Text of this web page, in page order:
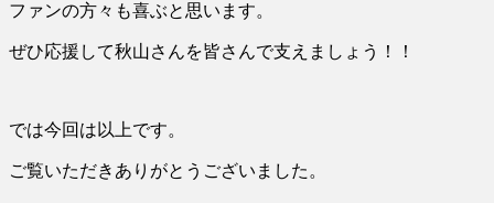
ファンの方々も喜ぶと思います。
ぜひ応援して秋山さんを皆さんで支えましょう！！
では今回は以上です。
ご覧いただきありがとうございました。